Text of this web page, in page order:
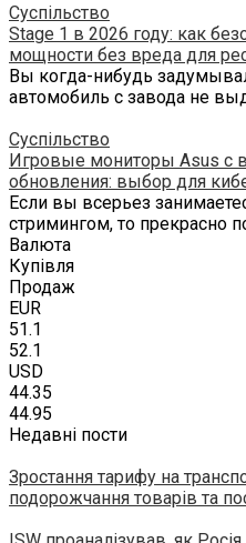
Суспільство
Stage 1 в 2026 году: как
мощности без вреда для
Вы когда-нибудь
автомобиль с завода не
Суспільство
Игровые мониторы Asus с
обновления: выбор для
Если вы всерьез
стримингом, то прекрасно
Валюта
Купівля
Продаж
EUR
51.1
52.1
USD
44.35
44.95
Недавні пости
Зростання тарифу на
подорожчання товарів та